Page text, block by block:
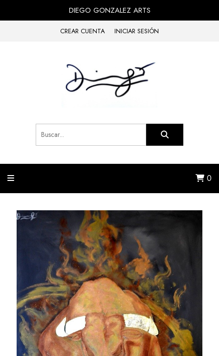
DIEGO GONZALEZ ARTS
CREAR CUENTA INICIAR SESIÓN
0